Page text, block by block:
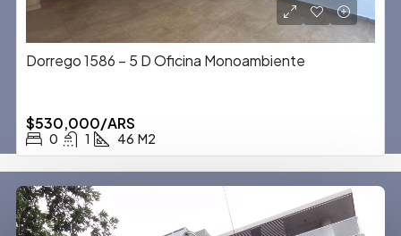
Dorrego 1586 – 5 D Oficina Monoambiente
$530,000/ARS
0 1 46 M2